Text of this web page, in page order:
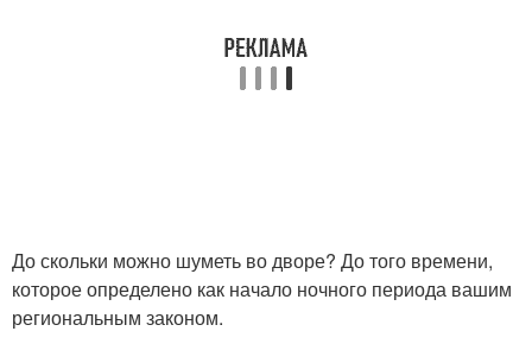
До скольки можно шуметь во дворе? До того времени,
которое определено как начало ночного периода вашим
региональным законом.